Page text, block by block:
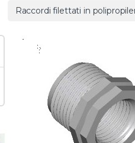
Raccordi filettati in